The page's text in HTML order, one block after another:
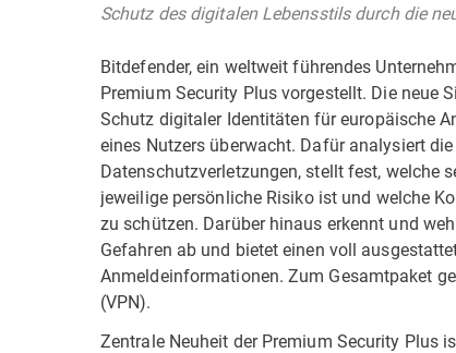
Schutz des digitalen Lebensstils durch die
Bitdefender, ein weltweit führendes
Premium Security Plus vorgestellt. Die neue
Schutz digitaler Identitäten für europäische
eines Nutzers überwacht. Dafür analysiert
Datenschutzverletzungen, stellt fest, welche
jeweilige persönliche Risiko ist und welche
zu schützen. Darüber hinaus erkennt und
Gefahren ab und bietet einen voll
Anmeldeinformationen. Zum Gesamtpaket
(VPN).
Zentrale Neuheit der Premium Security Plus